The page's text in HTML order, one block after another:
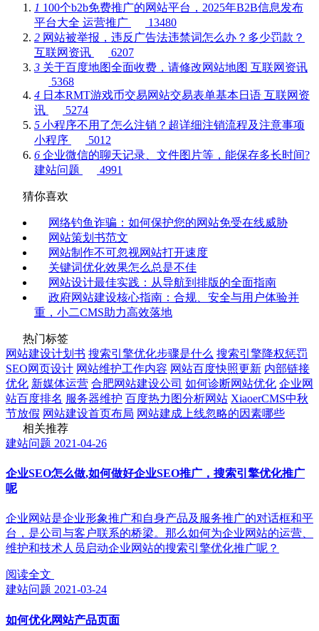
1 100个b2b免费推广的网站平台，2025年B2B信息发布
平台大全 运营推广
13480
2 网站被举报，违反广告法违禁词怎么办？多少罚款？
互联网资讯
6207
3 关于百度地图全面收费，请修改网站地图 互联网资讯
5368
4 日本RMT游戏币交易网站交易表单基本日语 互联网资
讯
5274
5 小程序不用了怎么注销？超详细注销流程及注意事项
小程序
5012
6 企业微信的聊天记录、文件图片等，能保存多长时间?
建站问题
4991
猜你喜欢
网络钓鱼诈骗：如何保护您的网站免受在线威胁
网站策划书范文
网站制作不可忽视网站打开速度
关键词优化效果怎么总是不佳
网站设计最佳实践：从导航到排版的全面指南
政府网站建设核心指南：合规、安全与用户体验并
重，小二CMS助力高效落地
热门标签
网站建设计划书 搜索引擎优化步骤是什么 搜索引擎降权惩罚
SEO网页设计 网站维护工作内容 网站百度快照更新 内部链接
优化 新媒体运营 合肥网站建设公司 如何诊断网站优化 企业网
站百度排名 服务器维护 百度热力图分析网站 XiaoerCMS中秋
节放假 网站建设首页布局 网站建成上线忽略的因素哪些
相关推荐
建站问题 2021-04-26
企业SEO怎么做,如何做好企业SEO推广，搜索引擎优化推广
呢
企业网站是企业形象推广和自身产品及服务推广的对话框和平
台，是公司与客户联系的桥梁。那么如何为企业网站的运营、
维护和技术人员启动企业网站的搜索引擎优化推广呢？
阅读全文
建站问题 2021-03-24
如何优化网站产品页面